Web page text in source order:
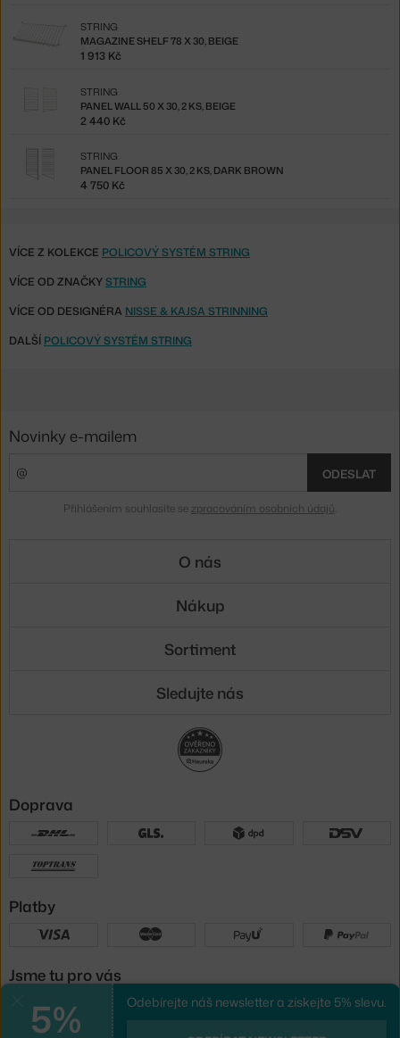
MAGAZINE SHELF 78 X 30, BEIGE
STRING
1 913 Kč
PANEL WALL 50 X 30, 2 KS, BEIGE
STRING
2 440 Kč
PANEL FLOOR 85 X 30, 2 KS, DARK BROWN
STRING
4 750 Kč
VÍCE Z KOLEKCE POLICOVÝ SYSTÉM STRING
VÍCE OD ZNAČKYSTRING
VÍCE OD DESIGNÉRA NISSE & KAJSA STRINNING
DALŠÍ POLICOVÝ SYSTÉM STRING
5% Odebírejte náš newsletter a získejte 5% slevu.
Novinky e-mailem
ODESLAT
Přihlášením souhlasíte se zpracováním osobních údajů
O nás
Nákup
Sortiment
Sledujte nás
Doprava
Platby
Jsme tu pro vás